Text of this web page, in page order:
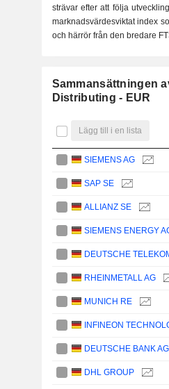
strävar efter att följa
marknadsvärdesviktat index
och härrör från den bredare
Sammansättningen
Distributing - EUR
Lägg till i en lista
SIEMENS AG
SAP SE
ALLIANZ SE
SIEMENS ENERGY
DEUTSCHE
RHEINMETALL AG
MUNICH RE
INFINEON
DEUTSCHE BANK AG
DHL GROUP